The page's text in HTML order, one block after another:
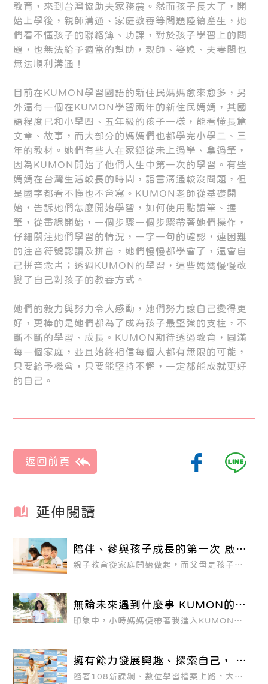
教育，來到台灣協助夫家務農。然而孩子長大了，開
始上學後，親師溝通、家庭教養等問題陸續產生，她
們看不懂孩子的聯絡簿、功課，對於孩子學習上的問
題，也無法給予適當的幫助，親師、婆媳、夫妻間也
無法順利溝通！
目前在KUMON學習國語的新住民媽媽愈來愈多，另
外還有一個在KUMON學習兩年的新住民媽媽，其國
語程度已和小學四、五年級的孩子一樣，能看懂長篇
文章、故事，而大部分的媽媽們也都學完小學二、三
年的教材。她們有些人在家鄉從未上過學、拿過筆，
因為KUMON開始了他們人生中第一次的學習。有些
媽媽在台灣生活較長的時間，語言溝通較沒問題，但
是國字都看不懂也不會寫。KUMON老師從基礎開
始，告訴她們怎麼開始學習，如何使用點讀筆、握
筆，從畫線開始，一個步驟一個步驟帶著她們操作，
仔細關注她們學習的情況，一字一句的確認，連困難
的注音符號認讀及拼音，她們慢慢都學會了，還會自
己拼音念書；透過KUMON的學習，這些媽媽慢慢改
變了自己對孩子的教養方式。
她們的毅力與努力令人感動，她們努力讓自己變得更
好，更棒的是她們都為了成為孩子最堅強的支柱，不
斷不斷的學習、成長。KUMON期待透過教育，圓滿
每一個家庭，並且始終相信每個人都有無限的可能，
只要給予機會，只要能堅持不懈，一定都能成就更好
的自己。
延伸閱讀
陪伴、參與孩子成長的第一次 啟發
無限的潛能
親子教育從家庭開始做起，而父母是孩子人
的時光，有效啟發孩子的無限潛能。
無論未來遇到什麼事 KUMON的學
習經驗都會派上用場
印象中，小時媽媽便帶著我進入KUMON學
候，因為學校課業慢慢增加，我開始發現原
來學習KUMON的優勢就是「跑得比較
快」，尤其每次在學校上數學課後特別有感
覺，當同學正忙著消化課堂上老師教的內容
擁有餘力發展興趣、探索自己， 有
助於「學習歷程檔案」的展現
隨著108新課綱、數位學習檔案上路，大學